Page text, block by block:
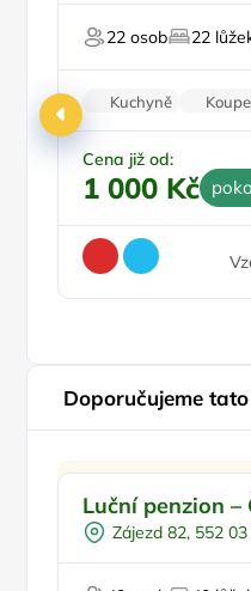
Pro milovníky přírody
Pro hosty s
22 osob 22
Kuchyně
Zvířata povolena
Cena již od:
1 000 Kč
Doporučujeme
Luční penzion –
Zájezd 82, 552